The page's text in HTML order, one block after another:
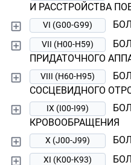
И РАССТРОЙСТВА
VI (G00-G99)
VII (H00-H59)
ПРИДАТОЧНОГО
VIII (H60-H95)
СОСЦЕВИДНОГО
IX (I00-I99)
КРОВООБРАЩЕНИЯ
X (J00-J99)
XI (K00-K93)